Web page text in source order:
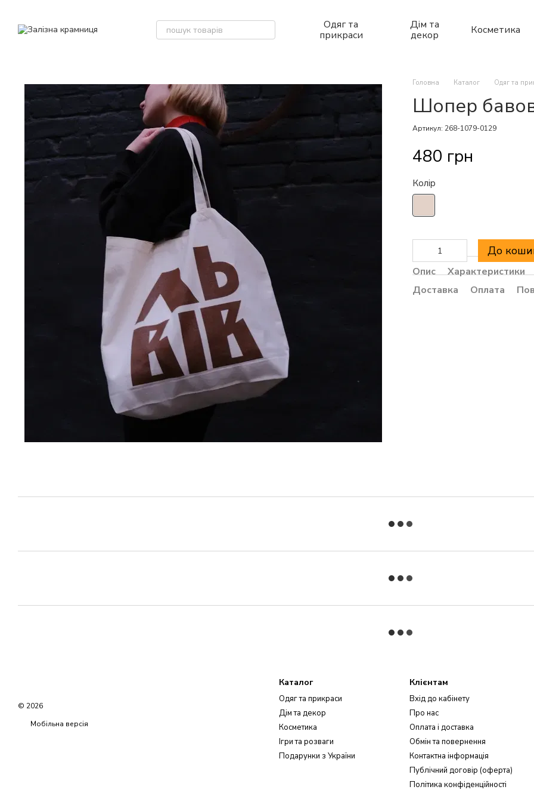
Одяг та
прикраси
Дім та
декор
Косметика
Головна Каталог Одяг та
Шопер
Артикул: 268-1079-0129
480 грн
Колір
До
Опис
Характеристики
Доставка
Оплата
© 2026
Мобільна версія
Каталог
Одяг та прикраси
Дім та декор
Косметика
Ігри та розваги
Подарунки з України
Клієнтам
Вхід до кабінету
Про нас
Оплата і доставка
Обмін та повернення
Контактна інформація
Публічний договір (оферта)
Політика конфіденційності